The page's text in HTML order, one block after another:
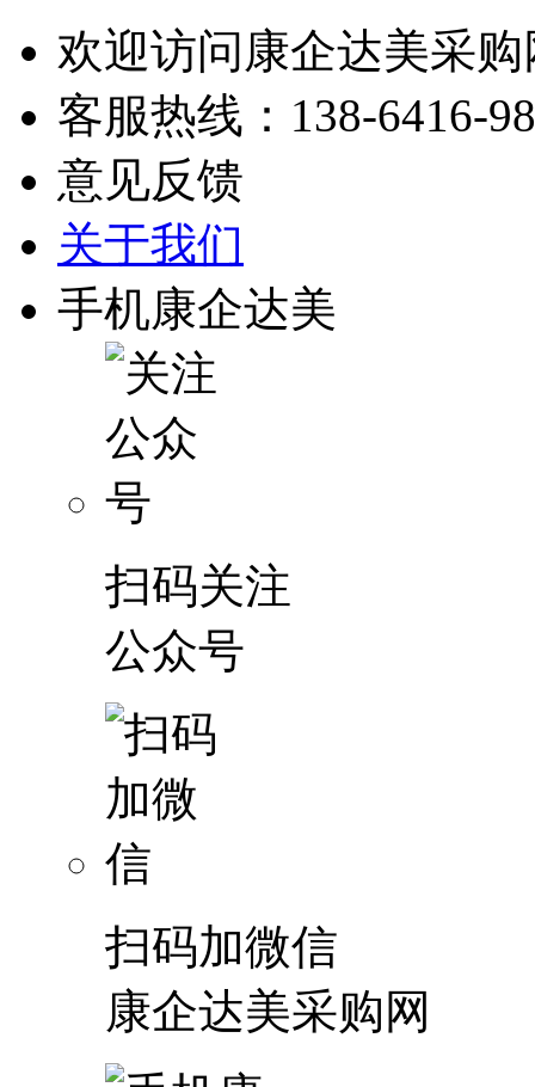
欢迎访问康企达美采购
客服热线： 138-6416-
意见反馈
关于我们
手机康企达美
扫码关注
公众号
扫码加微信
康企达美采购网